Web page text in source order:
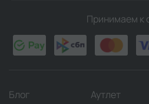
Принимаем к
Блог Аутлет